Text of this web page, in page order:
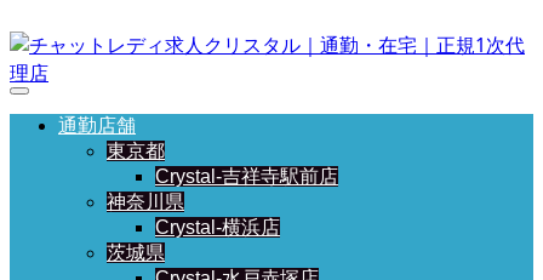
通勤店舗
東京都
Crystal-吉祥寺駅前店
神奈川県
Crystal-横浜店
茨城県